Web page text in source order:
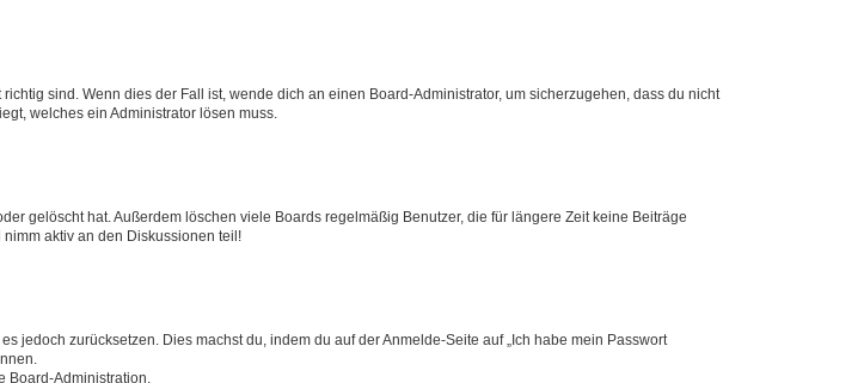
sind. Wenn dies der Fall ist, wende dich an einen Board-Administrator, um sicherzugehen, dass du nicht
welches ein Administrator lösen muss.
gelöscht hat. Außerdem löschen viele Boards regelmäßig Benutzer, die für längere Zeit keine Beiträge
aktiv an den Diskussionen teil!
jedoch zurücksetzen. Dies machst du, indem du auf der Anmelde-Seite auf „Ich habe mein Passwort
Board-Administration.